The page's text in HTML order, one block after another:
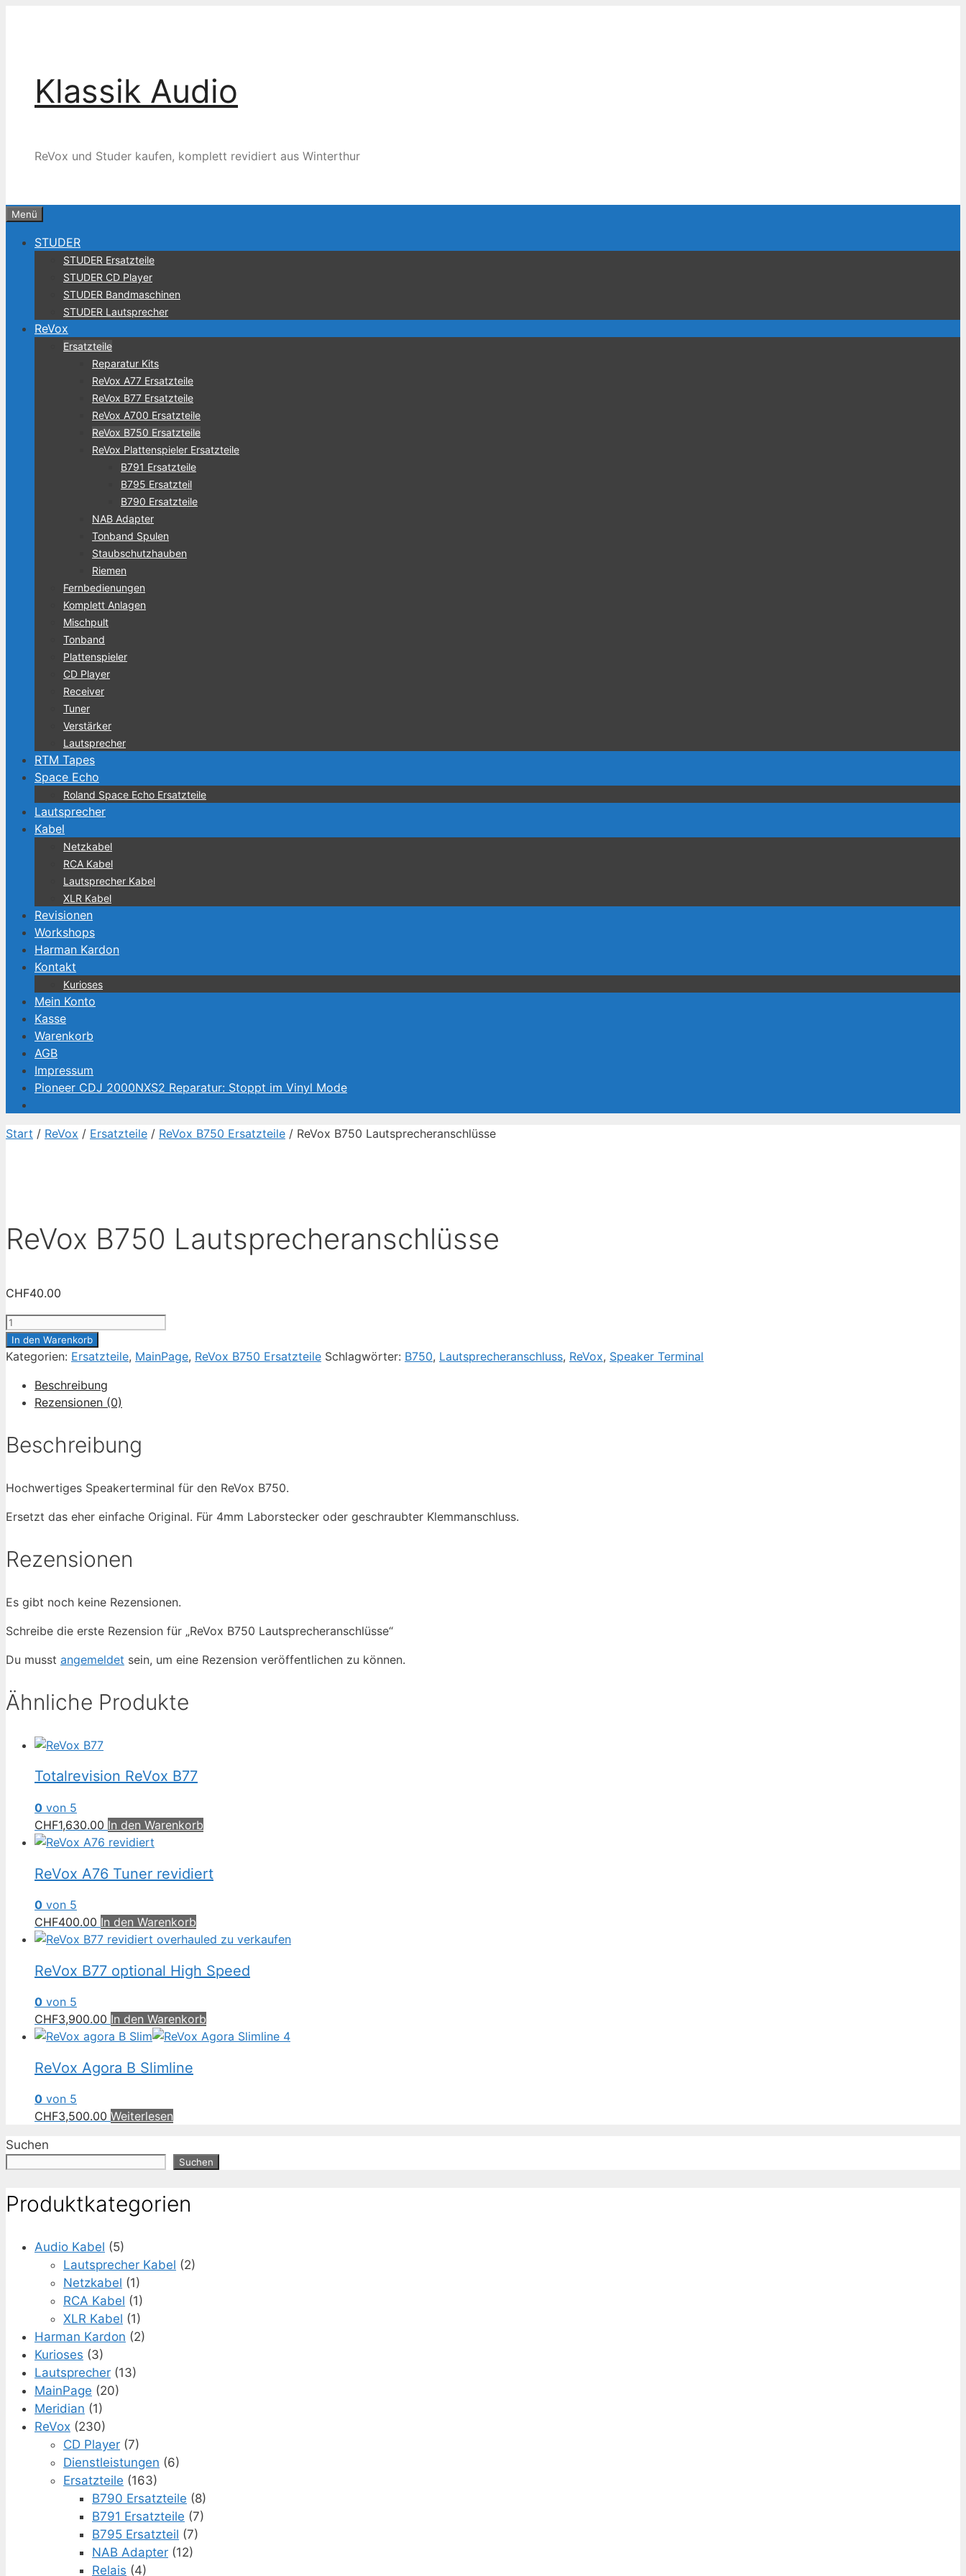
Klassik Audio
ReVox und Studer kaufen, komplett revidiert aus Winterthur
Menü
STUDER
STUDER Ersatzteile
STUDER CD Player
STUDER Bandmaschinen
STUDER Lautsprecher
ReVox
Ersatzteile
Reparatur Kits
ReVox A77 Ersatzteile
ReVox B77 Ersatzteile
ReVox A700 Ersatzteile
ReVox B750 Ersatzteile
ReVox Plattenspieler Ersatzteile
B791 Ersatzteile
B795 Ersatzteil
B790 Ersatzteile
NAB Adapter
Tonband Spulen
Staubschutzhauben
Riemen
Fernbedienungen
Komplett Anlagen
Mischpult
Tonband
Plattenspieler
CD Player
Receiver
Tuner
Verstärker
Lautsprecher
RTM Tapes
Space Echo
Roland Space Echo Ersatzteile
Lautsprecher
Kabel
Netzkabel
RCA Kabel
Lautsprecher Kabel
XLR Kabel
Revisionen
Workshops
Harman Kardon
Kontakt
Kurioses
Mein Konto
Kasse
Warenkorb
AGB
Impressum
Pioneer CDJ 2000NXS2 Reparatur: Stoppt im Vinyl Mode
Start / ReVox / Ersatzteile / ReVox B750 Ersatzteile / ReVox B750 Lautsprecheranschlüsse
ReVox B750 Lautsprecheranschlüsse
CHF40.00
ReVox
B750
Lautsprecheranschlüsse
In den Warenkorb
Kategorien: Ersatzteile, MainPage, ReVox B750 Ersatzteile Schlagwörter: B750, Lautsprecheranschluss, ReVox, Speaker Terminal
Beschreibung
Rezensionen (0)
Beschreibung
Hochwertiges Speakerterminal für den ReVox B750.
Ersetzt das eher einfache Original. Für 4mm Laborstecker oder geschraubter Klemmanschluss.
Rezensionen
Es gibt noch keine Rezensionen.
Schreibe die erste Rezension für „ReVox B750 Lautsprecheranschlüsse“
Du musst angemeldet sein, um eine Rezension veröffentlichen zu können.
Ähnliche Produkte
Totalrevision ReVox B77
0 von 5
CHF1,630.00 In den Warenkorb
ReVox A76 Tuner revidiert
0 von 5
CHF400.00 In den Warenkorb
ReVox B77 optional High Speed
0 von 5
CHF3,900.00 In den Warenkorb
ReVox Agora B Slimline
0 von 5
CHF3,500.00 Weiterlesen
Suchen
Suchen
Produktkategorien
Audio Kabel (5)
Lautsprecher Kabel (2)
Netzkabel (1)
RCA Kabel (1)
XLR Kabel (1)
Harman Kardon (2)
Kurioses (3)
Lautsprecher (13)
MainPage (20)
Meridian (1)
ReVox (230)
CD Player (7)
Dienstleistungen (6)
Ersatzteile (163)
B790 Ersatzteile (8)
B791 Ersatzteile (7)
B795 Ersatzteil (7)
NAB Adapter (12)
Relais (4)